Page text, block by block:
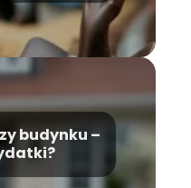
budynku –